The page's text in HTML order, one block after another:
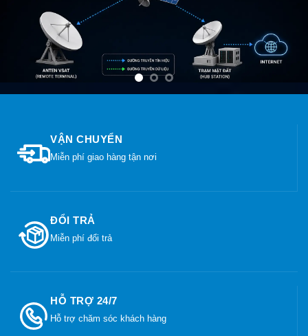
VẬN CHUYỂN
Miễn phí giao hàng tận nơi
ĐỔI TRẢ
Miễn phí đổi trả
HỖ TRỢ 24/7
Hỗ trợ chăm sóc khách hàng